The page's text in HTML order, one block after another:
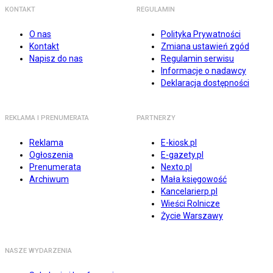
KONTAKT
O nas
Kontakt
Napisz do nas
REGULAMIN
Polityka Prywatności
Zmiana ustawień zgód
Regulamin serwisu
Informacje o nadawcy
Deklaracja dostępności
REKLAMA I PRENUMERATA
Reklama
Ogłoszenia
Prenumerata
Archiwum
PARTNERZY
E-kiosk.pl
E-gazety.pl
Nexto.pl
Mała księgowość
Kancelarierp.pl
Wieści Rolnicze
Życie Warszawy
NASZE WYDARZENIA